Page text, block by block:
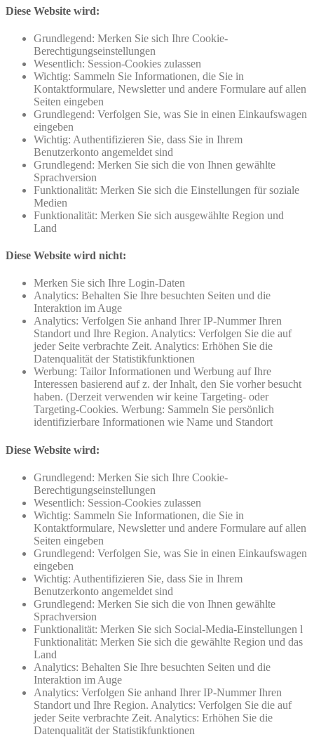
Diese Website wird:
Grundlegend: Merken Sie sich Ihre Cookie-
Berechtigungseinstellungen
Wesentlich: Session-Cookies zulassen
Wichtig: Sammeln Sie Informationen, die Sie in
Kontaktformulare, Newsletter und andere Formulare auf allen
Seiten eingeben
Grundlegend: Verfolgen Sie, was Sie in einen Einkaufswagen
eingeben
Wichtig: Authentifizieren Sie, dass Sie in Ihrem
Benutzerkonto angemeldet sind
Grundlegend: Merken Sie sich die von Ihnen gewählte
Sprachversion
Funktionalität: Merken Sie sich die Einstellungen für soziale
Medien
Funktionalität: Merken Sie sich ausgewählte Region und
Land
Diese Website wird nicht:
Merken Sie sich Ihre Login-Daten
Analytics: Behalten Sie Ihre besuchten Seiten und die
Interaktion im Auge
Analytics: Verfolgen Sie anhand Ihrer IP-Nummer Ihren
Standort und Ihre Region. Analytics: Verfolgen Sie die auf
jeder Seite verbrachte Zeit. Analytics: Erhöhen Sie die
Datenqualität der Statistikfunktionen
Werbung: Tailor Informationen und Werbung auf Ihre
Interessen basierend auf z. der Inhalt, den Sie vorher besucht
haben. (Derzeit verwenden wir keine Targeting- oder
Targeting-Cookies. Werbung: Sammeln Sie persönlich
identifizierbare Informationen wie Name und Standort
Diese Website wird:
Grundlegend: Merken Sie sich Ihre Cookie-
Berechtigungseinstellungen
Wesentlich: Session-Cookies zulassen
Wichtig: Sammeln Sie Informationen, die Sie in
Kontaktformulare, Newsletter und andere Formulare auf allen
Seiten eingeben
Grundlegend: Verfolgen Sie, was Sie in einen Einkaufswagen
eingeben
Wichtig: Authentifizieren Sie, dass Sie in Ihrem
Benutzerkonto angemeldet sind
Grundlegend: Merken Sie sich die von Ihnen gewählte
Sprachversion
Funktionalität: Merken Sie sich Social-Media-Einstellungen l
Funktionalität: Merken Sie sich die gewählte Region und das
Land
Analytics: Behalten Sie Ihre besuchten Seiten und die
Interaktion im Auge
Analytics: Verfolgen Sie anhand Ihrer IP-Nummer Ihren
Standort und Ihre Region. Analytics: Verfolgen Sie die auf
jeder Seite verbrachte Zeit. Analytics: Erhöhen Sie die
Datenqualität der Statistikfunktionen